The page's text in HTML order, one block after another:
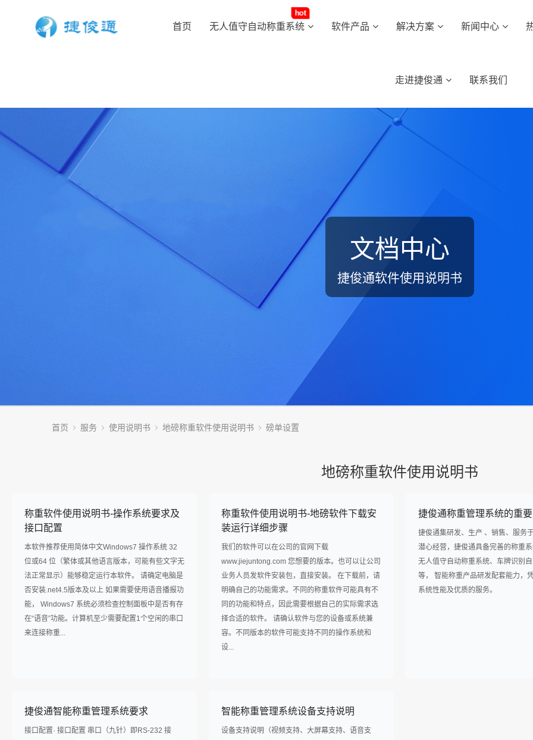
首页 无人值守自动称重系统
hot
软件产品 解决方案 新闻中心
走进捷俊通 联系我们
文档中心
捷俊通软件使用说明书
首页 服务 使用说明书 地磅称重软件使用说明书 磅单设置
地磅称重软件使用说明书
称重软件使用说明书-操作系统要求及
接口配置
本软件推荐使用简体中文Windows7 操作系统 32
位或64 位（繁体或其他语言版本，可能有些文字无
法正常显示）能够稳定运行本软件。 请确定电脑是
否安装.net4.5版本及以上 如果需要使用语音播报功
能， Windows7 系统必须检查控制面板中是否有存
在“语音”功能。计算机至少需要配置1个空闲的串口
来连接称重...
称重软件使用说明书-地磅软件下载安
装运行详细步骤
我们的软件可以在公司的官网下载
www.jiejuntong.com 您想要的版本。也可以让公司
业务人员发软件安装包，直接安装。 在下载前，请
明确自己的功能需求。不同的称重软件可能具有不
同的功能和特点，因此需要根据自己的实际需求选
择合适的软件。 请确认软件与您的设备或系统兼
容。不同版本的软件可能支持不同的操作系统和
设...
捷俊通称重管理系统的重
捷俊通集研发、生产 、销售、服务
潜心经营，捷俊通具备完善的称重
无人值守自动称重系统、车牌识别
等， 智能称重产品研发配套能力，
系统性能及优质的服务。
捷俊通智能称重管理系统要求
接口配置· 接口配置 串口（九针）即RS-232 接
智能称重管理系统设备支持说明
设备支持说明（视频支持、大屏幕支持、语音支